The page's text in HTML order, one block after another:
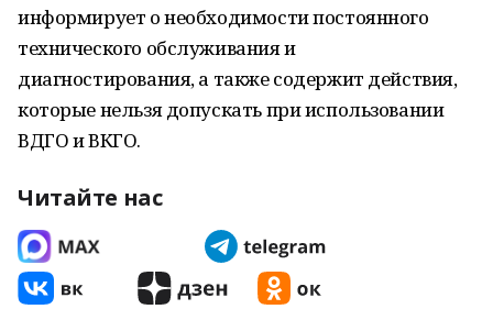
информирует о необходимости постоянного
технического обслуживания и
диагностирования, а также содержит действия,
которые нельзя допускать при использовании
ВДГО и ВКГО.
Читайте нас